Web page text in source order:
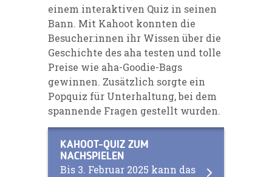
einem interaktiven Quiz in seinen
Bann. Mit Kahoot konnten die
Besucher:innen ihr Wissen über die
Geschichte des aha testen und tolle
Preise wie aha-Goodie-Bags
gewinnen. Zusätzlich sorgte ein
Popquiz für Unterhaltung, bei dem
spannende Fragen gestellt wurden.
KAHOOT-QUIZ ZUM
NACHSPIELEN
Bis 3. Februar 2025 kann das